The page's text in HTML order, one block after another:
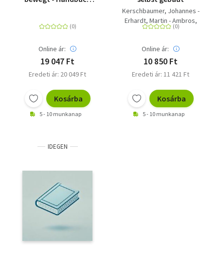
Online ár:
19 047 Ft
Eredeti ár: 20 049 Ft
Kosárba
5 - 10 munkanap
Kerschbaumer, Johannes -
Erhardt, Martin - Ambros,
Reinhold
Online ár:
10 850 Ft
Eredeti ár: 11 421 Ft
Kosárba
5 - 10 munkanap
IDEGEN